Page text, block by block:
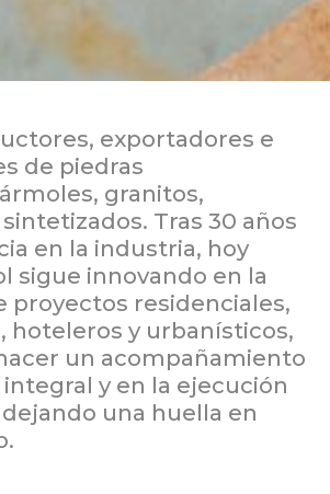
exportadores e
de piedras
granitos,
Tras 30 años
en la industria, hoy
sigue innovando en la
proyectos residenciales,
hoteleros y urbanísticos,
un acompañamiento
y en la ejecución
una huella en